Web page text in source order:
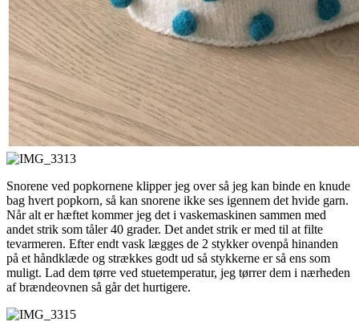
Snorene ved popkornene klipper jeg over så jeg kan binde en knude
bag hvert popkorn, så kan snorene ikke ses igennem det hvide garn.
Når alt er hæftet kommer jeg det i vaskemaskinen sammen med
andet strik som tåler 40 grader. Det andet strik er med til at filte
tevarmeren. Efter endt vask lægges de 2 stykker ovenpå hinanden
på et håndklæde og strækkes godt ud så stykkerne er så ens som
muligt. Lad dem tørre ved stuetemperatur, jeg tørrer dem i nærheden
af brændeovnen så går det hurtigere.